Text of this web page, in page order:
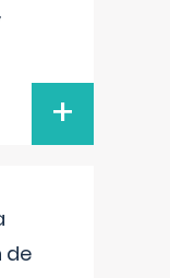
+
de